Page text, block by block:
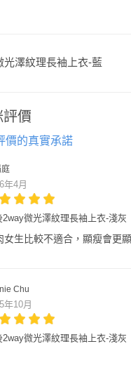
光澤紋理長袖上衣-藍
評價
價的真實承諾
年4月
2way微光澤紋理長袖上衣-淺灰
女生比較不適合，顯瘦會更
Chu
年10月
2way微光澤紋理長袖上衣-淺灰